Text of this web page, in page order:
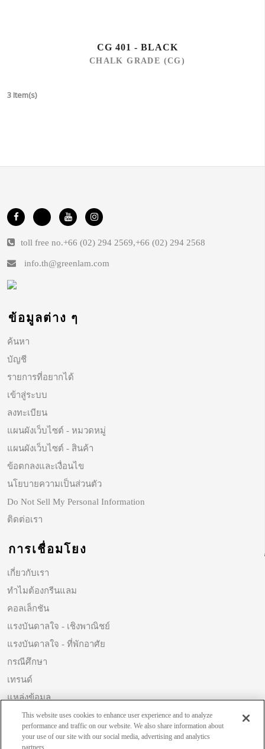
CG 401 - BLACK
CHALK GRADE (CG)
3 Item(s)
toll free no.+66 (02) 294 2569,+66 (02) 294 2568
info.th@greenlam.com
ข้อมูลต่าง ๆ
ค้นหา
บัญชี
รายการที่อยากได้
เข้าสู่ระบบ
ลงทะเบียน
แผนผังเว็บไซต์ - หมวดหมู่
แผนผังเว็บไซต์ - สินค้า
ข้อตกลงและเงื่อนไข
นโยบายความเป็นส่วนตัว
Do Not Sell My Personal Information
ติดต่อเรา
การเชื่อมโยง
เกี่ยวกับเรา
ทำไมต้องกรีนแลม
คอลเล็กชัน
แรงบันดาลใจ - เชิงพาณิชย์
แรงบันดาลใจ - ที่พักอาศัย
กรณีศึกษา
เทรนด์
แหล่งข้อมูล
ความยั่งยืน
This website uses cookies to enhance user experience and to analyze
performance and traffic on our website. We also share information about
your use of our site with our social media, advertising and analytics